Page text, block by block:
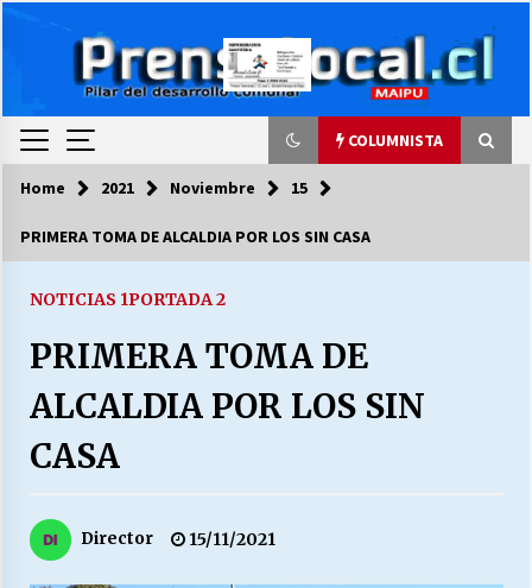
COLUMNISTA
COLUMNISTA
cuándo van a bajar?
HISTORIA
27/07/2026
Home 2021 Noviembre 15
PRIMERA TOMA DE ALCALDIA POR LOS SIN CASA
NOTICIAS 1PORTADA 2
PRIMERA TOMA DE
ALCALDIA POR LOS SIN
CASA
Director 15/11/2021